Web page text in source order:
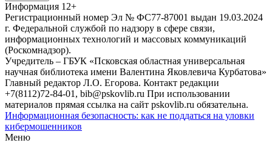
Информация 12+
Регистрационный номер Эл № ФС77-87001 выдан 19.03.2024
г. Федеральной службой по надзору в сфере связи,
информационных технологий и массовых коммуникаций
(Роскомнадзор).
Учредитель – ГБУК «Псковская областная универсальная
научная библиотека имени Валентина Яковлевича Курбатова»
Главный редактор Л.О. Егорова. Контакт редакции
+7(8112)72-84-01, bib@pskovlib.ru При использовании
материалов прямая ссылка на сайт pskovlib.ru обязательна.
Информационная безопасность: как не поддаться на уловки
кибермошенников
Меню